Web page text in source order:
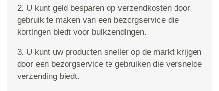
2. U kunt geld besparen op verzendkosten door
gebruik te maken van een bezorgservice die
kortingen biedt voor bulkzendingen.
3. U kunt uw producten sneller op de markt krijgen
door een bezorgservice te gebruiken die versnelde
verzending biedt.